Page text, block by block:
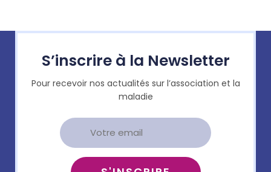
S’inscrire à la Newsletter
Pour recevoir nos actualités sur l’association et la
maladie